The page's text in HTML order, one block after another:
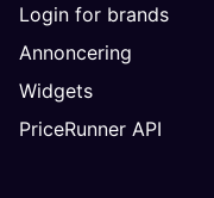
Login for brands
Annoncering
Widgets
PriceRunner API